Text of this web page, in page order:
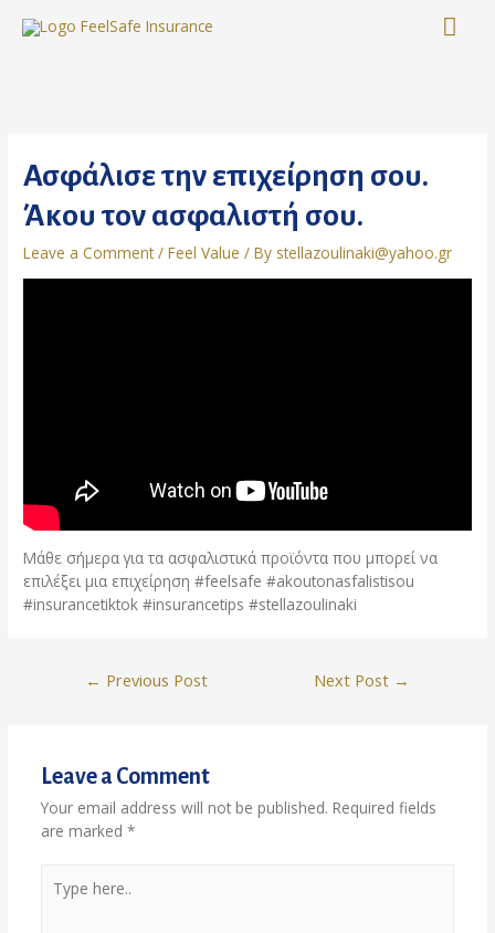
Ασφάλισε την επιχείρηση σου.
Άκου τον ασφαλιστή σου.
Leave a Comment /Feel Value / By stellazoulinaki@yahoo.gr
Μάθε σήμερα για τα ασφαλιστικά προϊόντα που μπορεί να
επιλέξει μια επιχείρηση #feelsafe #akoutonasfalistisou
#insurancetiktok #insurancetips #stellazoulinaki
← Previous Post Next Post →
Leave a Comment
Your email address will not be published. Required fields
are marked *
here..